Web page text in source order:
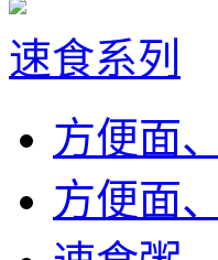
速食系列
方便面
方便面